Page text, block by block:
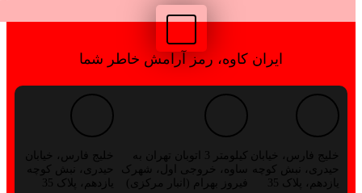
ایران کاوه، رمز آرامش خاطر شما
خلیج فارس، خیابان
حیدری، نبش کوچه
یازدهم، پلاک 35
کیلومتر 3 اتوبان تهران به
ساوه، خروجی اول، شهرک
فیروز بهرام (انبار مرکزی)
خلیج فارس، خیابان
حیدری، نبش کوچه
یازدهم، پلاک 35